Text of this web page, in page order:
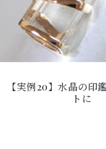
【実例20】水晶の印
トに